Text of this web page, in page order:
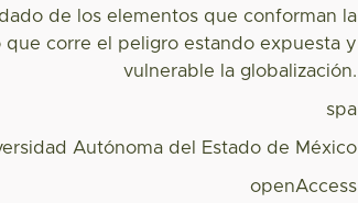
de los elementos que conforman la
corre el peligro estando expuesta y
vulnerable la globalización.
spa
Autónoma del Estado de México
openAccess